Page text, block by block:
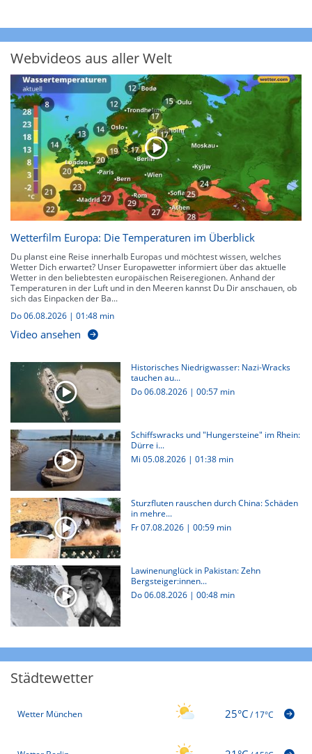
Webvideos aus aller Welt
Wetterfilm Europa: Die Temperaturen im Überblick
Du planst eine Reise innerhalb Europas und möchtest wissen, welches
Wetter Dich erwartet? Unser Europawetter informiert über das aktuelle
Wetter in den beliebtesten europäischen Reiseregionen. Anhand der
Temperaturen in der Luft und in den Meeren kannst Du Dir anschauen, ob
sich das Einpacken der Ba...
Do 06.08.2026 | 01:48 min
Video ansehen
Historisches Niedrigwasser: Nazi-Wracks
tauchen au...
Do 06.08.2026 |00:57 min
Schiffswracks und "Hungersteine" im Rhein:
Dürre i...
Mi 05.08.2026 |01:38 min
Sturzfluten rauschen durch China: Schäden
in mehre...
Fr 07.08.2026 |00:59 min
Lawinenunglück in Pakistan: Zehn
Bergsteiger:innen...
Do 06.08.2026 |00:48 min
Städtewetter
Wetter München 25°C/17°C